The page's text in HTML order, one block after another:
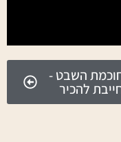
השבט -
להכיר